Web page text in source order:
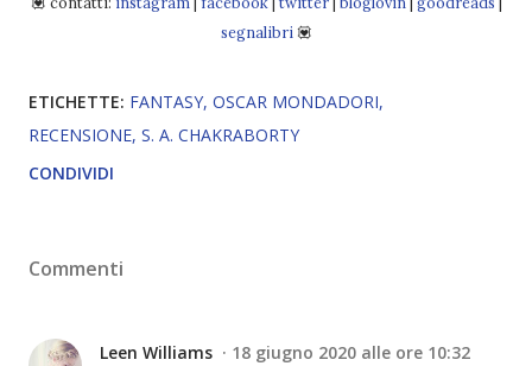
segnalibri💟
ETICHETTE: FANTASY OSCAR MONDADORI
RECENSIONE S. A. CHAKRABORTY
CONDIVIDI
Commenti
Leen Williams 18 giugno 2020 alle ore 10:32